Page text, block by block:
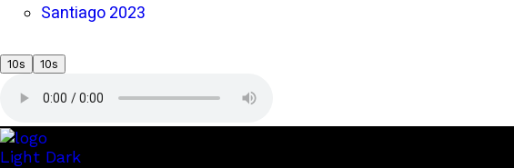
Santiago 2023
10s 10s
Light Dark